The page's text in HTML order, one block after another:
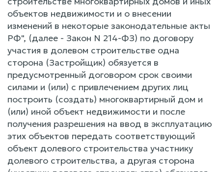
объектов недвижимости и о внесении
изменений в некоторые законодательные акты
РФ", (далее - Закон N 214-ФЗ) по договору
участия в долевом строительстве одна
сторона (Застройщик) обязуется в
предусмотренный договором срок своими
силами и (или) с привлечением других лиц
построить (создать) многоквартирный дом и
(или) иной объект недвижимости и после
получения разрешения на ввод в эксплуатацию
этих объектов передать соответствующий
объект долевого строительства участнику
долевого строительства, а другая сторона